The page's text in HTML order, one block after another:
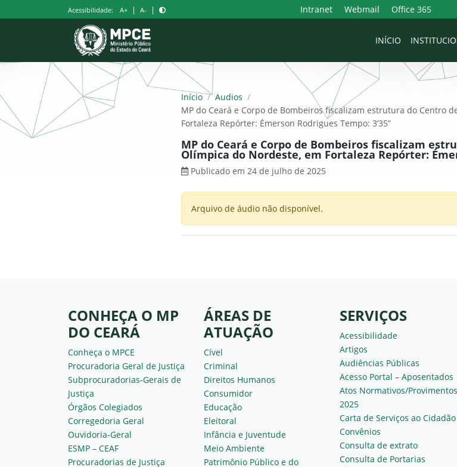
para
Acessibilidade: A+ | A- | Intranet Webmail Office 365
INÍCIO
Início / Audios /
MP do Ceará e Corpo de Bombeiros fiscalizam estrutura do Centro
Fortaleza Repórter: Émerson Rodrigues Tempo: 3’35”
MP do Ceará e Corpo de Bombeiros fiscalizam
Olímpica do Nordeste, em Fortaleza Repórter:
Publicado em 24 de julho de 2025
Arquivo de áudio não disponível.
CONHEÇA O MP
DO CEARÁ
Conheça o MPCE
Procuradoria Geral de Justiça
Subprocuradorias-Gerais de
Justiça
Órgãos Colegiados
Corregedoria Geral
Ouvidoria-Geral
ESMP – CEAF
Procuradorias de Justiça
ÁREAS DE
ATUAÇÃO
Cível
Criminal
Direitos Humanos
Consumidor
Educação
Eleitoral
Infância e Juventude
Meio Ambiente
Patrimônio Público e do
SERVIÇOS
Acessibilidade
Artigos
Audiências Públicas
Acesso Portal – Aposentados
Atos Normativos/Provimentos
2025
Carta de Serviços ao Cidadão
Convênios
Consulta de extrato
Consulta de Portarias